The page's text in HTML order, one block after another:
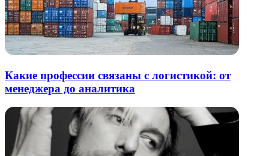
Какие профессии связаны с логистикой: от
менеджера до аналитика